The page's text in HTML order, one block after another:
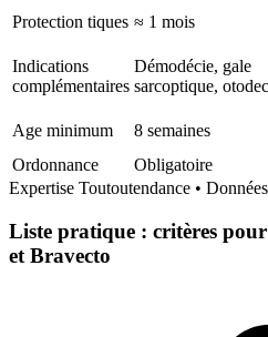
Protection tiques ≈ 1 mois
Indications
complémentaires
Démodécie, gale
sarcoptique,
Age minimum
8 semaines
Ordonnance
Obligatoire
Expertise Toutoutendance •
Liste pratique : critères
et Bravecto